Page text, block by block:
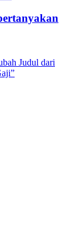
Judul dari